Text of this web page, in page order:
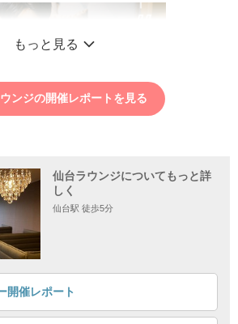
1 2 3 4
印象♡』
高年収の男性♪
もっと見る
ンジの開催レポートを見る
仙台ラウンジについてもっと詳
しく
仙台駅 徒歩5分
開催レポート